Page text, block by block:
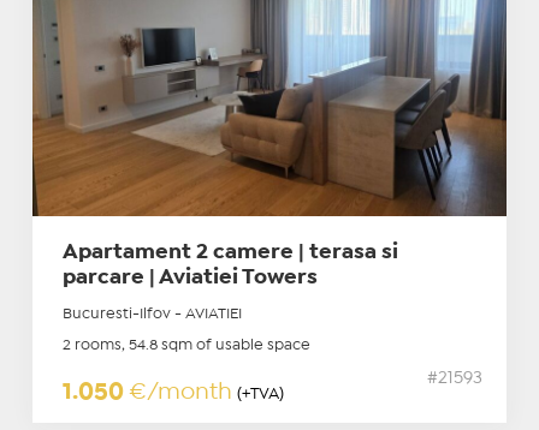
Apartament 2 camere | terasa si
parcare | Aviatiei Towers
Bucuresti-Ilfov - AVIATIEI
2 rooms, 54.8 sqm of usable space
1.050 €/month (+TVA)
#21593